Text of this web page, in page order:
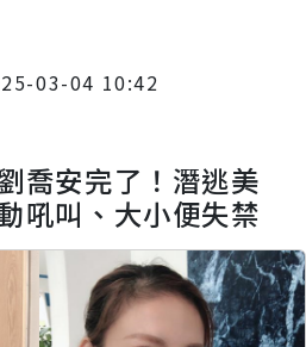
03-04 10:42
喬安完了！潛逃美
吼叫、大小便失禁